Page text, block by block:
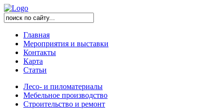
Главная
Мероприятия и выставки
Контакты
Карта
Статьи
Лесо- и пиломатериалы
Мебельное производство
Строительство и ремонт